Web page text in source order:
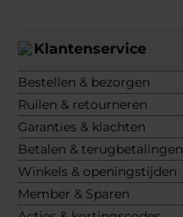
Klantenservice
Bestellen & bezorgen
Ruilen & retourneren
Garanties & klachten
Betalen & terugbetalingen
Winkels & openingstijden
Member & Sparen